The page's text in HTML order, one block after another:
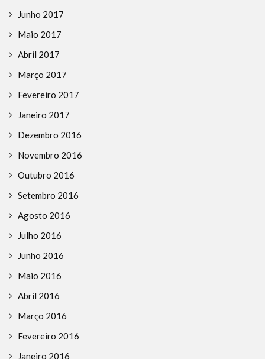
Junho 2017
Maio 2017
Abril 2017
Março 2017
Fevereiro 2017
Janeiro 2017
Dezembro 2016
Novembro 2016
Outubro 2016
Setembro 2016
Agosto 2016
Julho 2016
Junho 2016
Maio 2016
Abril 2016
Março 2016
Fevereiro 2016
Janeiro 2016